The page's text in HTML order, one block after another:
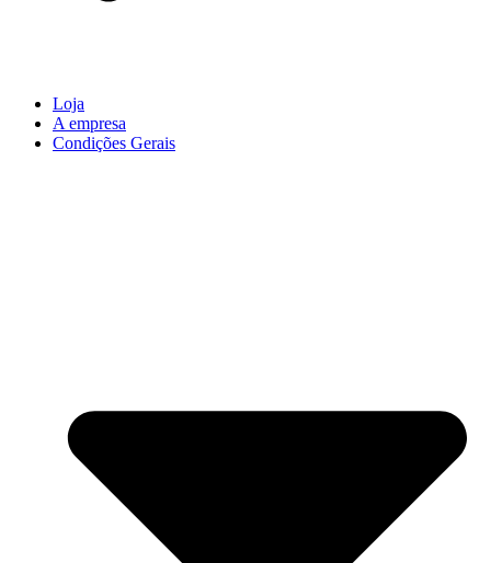
Loja
A empresa
Condições Gerais